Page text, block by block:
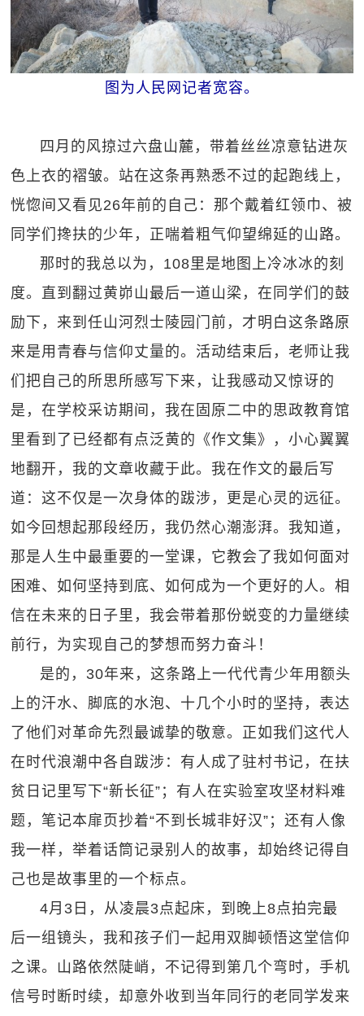
图为人民网记者宽容。
四月的风掠过六盘山麓，带着丝丝凉意钻进灰
色上衣的褶皱。站在这条再熟悉不过的起跑线上，
恍惚间又看见26年前的自己：那个戴着红领巾、被
同学们搀扶的少年，正喘着粗气仰望绵延的山路。
那时的我总以为，108里是地图上冷冰冰的刻
度。直到翻过黄峁山最后一道山梁，在同学们的鼓
励下，来到任山河烈士陵园门前，才明白这条路原
来是用青春与信仰丈量的。活动结束后，老师让我
们把自己的所思所感写下来，让我感动又惊讶的
是，在学校采访期间，我在固原二中的思政教育馆
里看到了已经都有点泛黄的《作文集》，小心翼翼
地翻开，我的文章收藏于此。我在作文的最后写
道：这不仅是一次身体的跋涉，更是心灵的远征。
如今回想起那段经历，我仍然心潮澎湃。我知道，
那是人生中最重要的一堂课，它教会了我如何面对
困难、如何坚持到底、如何成为一个更好的人。相
信在未来的日子里，我会带着那份蜕变的力量继续
前行，为实现自己的梦想而努力奋斗！
是的，30年来，这条路上一代代青少年用额头
上的汗水、脚底的水泡、十几个小时的坚持，表达
了他们对革命先烈最诚挚的敬意。正如我们这代人
在时代浪潮中各自跋涉：有人成了驻村书记，在扶
贫日记里写下“新长征”；有人在实验室攻坚材料难
题，笔记本扉页抄着“不到长城非好汉”；还有人像
我一样，举着话筒记录别人的故事，却始终记得自
己也是故事里的一个标点。
4月3日，从凌晨3点起床，到晚上8点拍完最
后一组镜头，我和孩子们一起用双脚顿悟这堂信仰
之课。山路依然陡峭，不记得到第几个弯时，手机
信号时断时续，却意外收到当年同行的老同学发来